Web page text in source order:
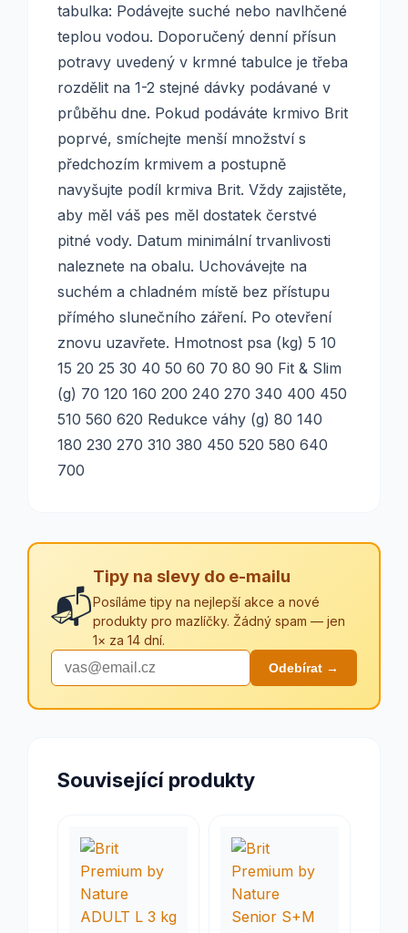
tabulka: Podávejte suché nebo navlhčené
teplou vodou. Doporučený denní přísun
potravy uvedený v krmné tabulce je třeba
rozdělit na 1-2 stejné dávky podávané v
průběhu dne. Pokud podáváte krmivo Brit
poprvé, smíchejte menší množství s
předchozím krmivem a postupně
navyšujte podíl krmiva Brit. Vždy zajistěte,
aby měl váš pes měl dostatek čerstvé
pitné vody. Datum minimální trvanlivosti
naleznete na obalu. Uchovávejte na
suchém a chladném místě bez přístupu
přímého slunečního záření. Po otevření
znovu uzavřete. Hmotnost psa (kg) 5 10
15 20 25 30 40 50 60 70 80 90 Fit & Slim
(g) 70 120 160 200 240 270 340 400 450
510 560 620 Redukce váhy (g) 80 140
180 230 270 310 380 450 520 580 640
700
📬
Tipy na slevy do e-mailu
Posíláme tipy na nejlepší akce a nové
produkty pro mazlíčky. Žádný spam — jen
1× za 14 dní.
Odebírat →
Související produkty